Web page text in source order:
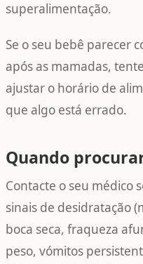
superalimentação.
Se o seu bebê parecer
após as mamadas,
ajustar o horário de
que algo está errado.
Quando
Contacte o seu médico
sinais de desidratação
boca seca, fraqueza
peso, vómitos